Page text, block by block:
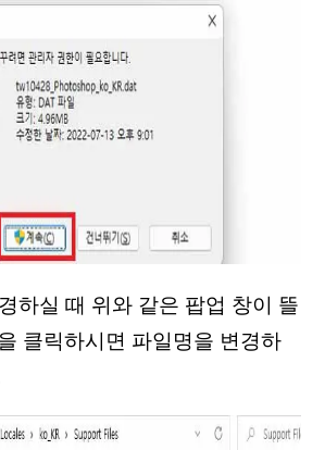
하실 때 위와 같은 팝업 창이 뜰
클릭하시면 파일명을 변경하